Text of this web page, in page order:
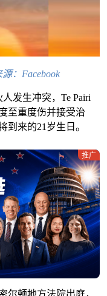
：Facebook
发生冲突，Te Pairi
至重度伤并接受治
到来的21岁生日。
推广
尔顿地方法院出庭，